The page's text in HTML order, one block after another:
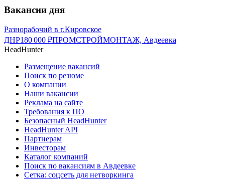
Вакансии дня
Разнорабочий в г.Кировское
ДНР180 000 ₽ПРОМСТРОЙМОНТАЖ, Авдеевка
HeadHunter
Размещение вакансий
Поиск по резюме
О компании
Наши вакансии
Реклама на сайте
Требования к ПО
Безопасный HeadHunter
HeadHunter API
Партнерам
Инвесторам
Каталог компаний
Поиск по вакансиям в Авдеевке
Сетка: соцсеть для нетворкинга